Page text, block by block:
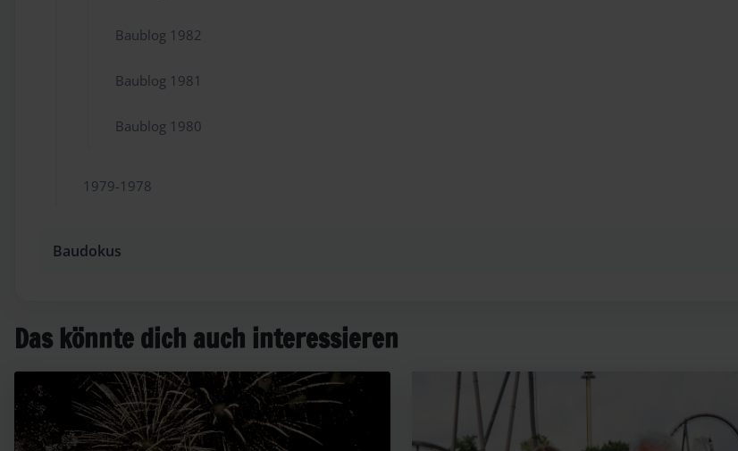
Baublog 1982
Baublog 1981
Baublog 1980
1979-1978
Baudokus
Das könnte dich auch interessieren